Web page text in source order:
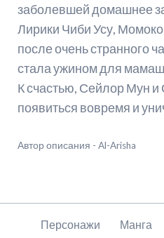
заболевшей домашнее
Лирики Чиби Усу,
после очень странного
стала ужином для
К счастью, Сейлор Мун
появиться вовремя и
Автор описания - Al-Arisha
Пропустить
Персонажи Манга